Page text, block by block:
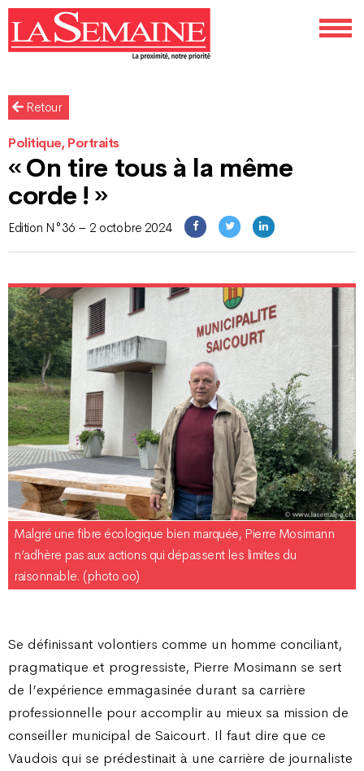
Retour
Politique, Portraits
« On tire tous à la même
corde ! »
Edition N°36 – 2 octobre 2024
Malgré une fibre écologique bien marquée, Pierre Mosimann
n’adhère pas aux actions qui dépassent les limites du
raisonnable. (photo oo)
Se définissant volontiers comme un homme conciliant,
pragmatique et progressiste, Pierre Mosimann se sert
de l’expérience emmagasinée durant sa carrière
professionnelle pour accomplir au mieux sa mission de
conseiller municipal de Saicourt. Il faut dire que ce
Vaudois qui se prédestinait à une carrière de journaliste